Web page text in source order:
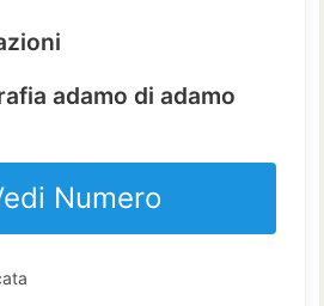
adamo di adamo
Numero